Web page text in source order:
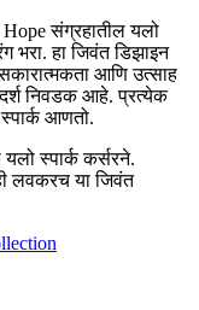
संग्रहातील यलो
भरा. हा जिवंत डिझाइन
आणि उत्साह
निवडक आहे. प्रत्येक
आणतो.
स्पार्क कर्सरने.
लवकरच या जिवंत